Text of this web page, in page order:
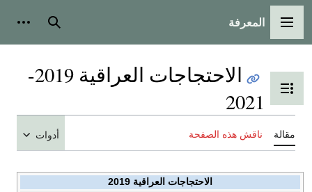
القائمة الرئيسية
المعرفة بحث
تبديل عرض جدول المحتويات
الاحتجاجات العراقية 2019-
2021
مقالة ناقش هذه الصفحة أدوات
الاحتجاجات العراقية 2019